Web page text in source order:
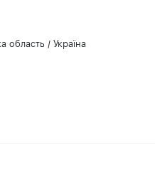
область / Україна